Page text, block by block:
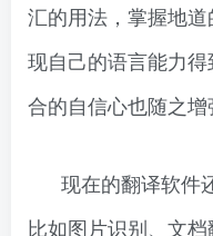
汇的用法，掌握地
现自己的语言能力
合的自信心也随之增
现在的翻译软件
比如图片识别、文